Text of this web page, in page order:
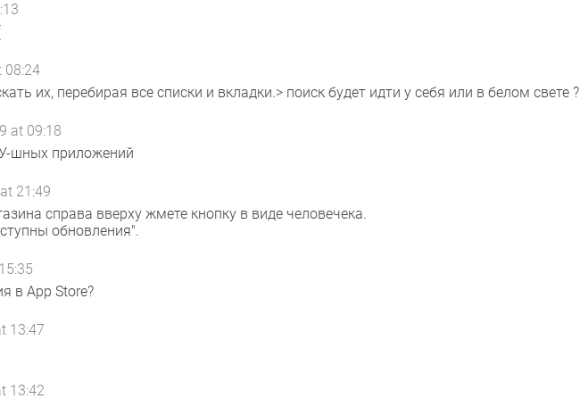
их, перебирая все списки и вкладки.> поиск будет идти у себя или в белом свете ?
at 09:18
шных приложений
21:49
справа вверху жмете кнопку в виде человечека.
обновления".
в App Store?
13:47
13:42